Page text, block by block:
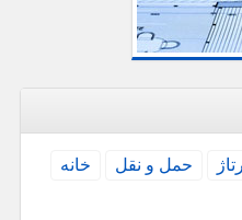
حمل و نقل
خانه